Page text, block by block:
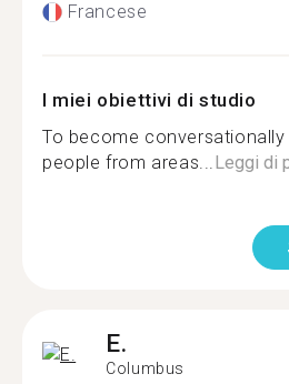
Francese
I miei obiettivi di studio
To become
people from areas...Leggi di
E.
Columbus